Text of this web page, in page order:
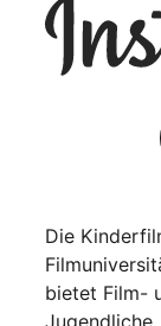
Die
bietet Film-